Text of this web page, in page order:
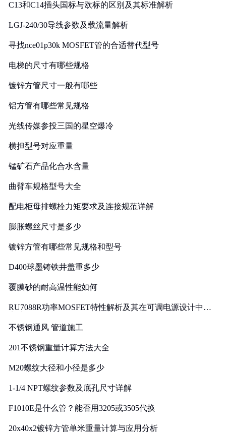
C13和C14插头国标与欧标的区别及其标准解析
LGJ-240/30导线参数及载流量解析
寻找nce01p30k MOSFET管的合适替代型号
电梯的尺寸有哪些规格
镀锌方管尺寸一般有哪些
铝方管有哪些常见规格
光线传媒参投三国的星空爆冷
横担型号对应重量
锰矿石产品化合水含量
曲臂车规格型号大全
配电柜母排螺栓力矩要求及连接规范详解
膨胀螺丝尺寸是多少
镀锌方管有哪些常见规格和型号
D400球墨铸铁井盖重多少
覆膜砂的耐高温性能如何
RU7088R功率MOSFET特性解析及其在可调电源设计中的
不锈钢通风 管道施工
201不锈钢重量计算方法大全
M20螺纹大径和小径是多少
1-1/4 NPT螺纹参数及底孔尺寸详解
F1010E是什么管？能否用3205或3505代换
20x40x2镀锌方管单米重量计算与应用分析